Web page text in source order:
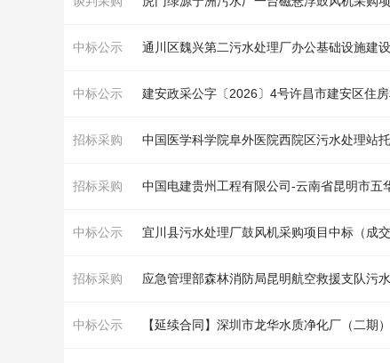
中标公示 通川区魏兴第二污水处理厂办公基础设施建
中标公示 建安政采公字〔2026〕4号许昌市建安区住
招标采购 中国医学科学院阜外医院西院区污水处理站
招标采购
中标公示 宜川县污水处理厂鼓风机采购项目中标（成
招标采购 应急管理部森林消防局昆明航空救援支队污
中标公示 【延续合同】深圳市龙华水质净化厂（二期